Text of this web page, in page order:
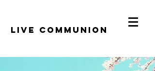
​LiVE COMMUNION